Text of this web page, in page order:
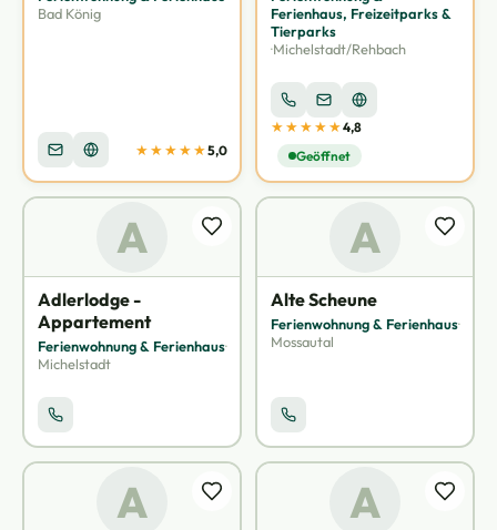
Bad König
★★★★★5,0
Ferienhaus, Freizeitparks &
Tierparks
·Michelstadt/Rehbach
★★★★★4,8
Geöffnet
A
Adlerlodge -
Appartement
Ferienwohnung & Ferienhaus·
Michelstadt
A
Alte Scheune
Ferienwohnung & Ferienhaus·
Mossautal
A A